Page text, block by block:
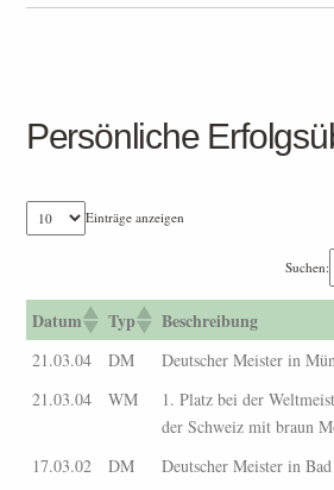
Persönliche
Einträge anzeigen
Suchen:
Datum Typ Beschreibung
21.03.04 DM
Deutscher Meister in
21.03.04
WM
1. Platz bei der
der Schweiz mit braun
17.03.02
DM
Deutscher Meister in